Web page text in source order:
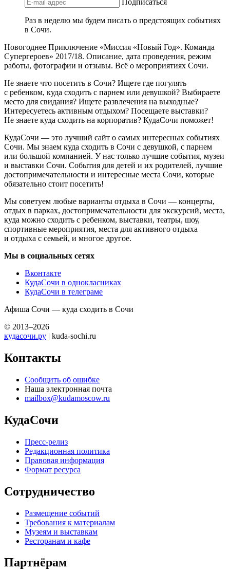
Подписаться
Раз в неделю мы будем писать о предстоящих событиях
в Сочи.
Новогоднее Приключение «Миссия «Новый Год». Команда
Супергероев» 2017/18. Описание, дата проведения, режим
работы, фотографии и отзывы. Всё о мероприятиях Сочи.
Не знаете что посетить в Сочи? Ищете где погулять
с ребенком, куда сходить с парнем или девушкой? Выбираете
место для свидания? Ищете развлечения на выходные?
Интересуетесь активным отдыхом? Посещаете выставки?
Не знаете куда сходить на корпоратив? КудаСочи поможет!
КудаСочи — это лучший сайт о самых интересных событиях
Сочи. Мы знаем куда сходить в Сочи с девушкой, с парнем
или большой компанией. У нас только лучшие события, музеи
и выставки Сочи. События для детей и их родителей, лучшие
достопримечательности и интересные места Сочи, которые
обязательно стоит посетить!
Мы советуем любые варианты отдыха в Сочи — концерты,
отдых в парках, достопримечательности для экскурсий, места,
куда можно сходить с ребенком, выставки, театры, шоу,
спортивные мероприятия, места для активного отдыха
и отдыха с семьей, и многое другое.
Мы в социальных сетях
Вконтакте
КудаСочи в однокласниках
КудаСочи в телеграме
Афиша Сочи — куда сходить в Сочи
© 2013–2026
кудасочи.ру | kuda-sochi.ru
Контакты
Сообщить об ошибке
Наша электронная почта
mailbox@kudamoscow.ru
КудаСочи
Пресс-релиз
Редакционная политика
Правовая информация
Формат ресурса
Сотрудничество
Размещение событий
Требования к материалам
Музеям и выставкам
Ресторанам и кафе
Партнёрам